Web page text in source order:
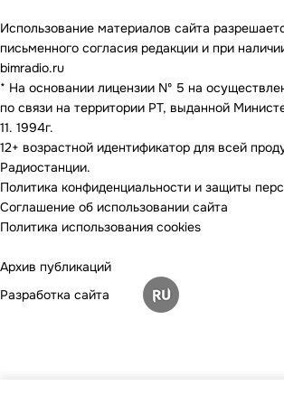
Использование материалов сайта
письменного согласия редакции и при
bimradio.ru
* На основании лицензии Nº 5 на
по связи на территории РТ, выданной
11. 1994г.
12+ возрастной идентификатор для всей
Радиостанции.
Политика конфиденциальности и защиты
Соглашение об использовании сайта
Политика использования cookies
Архив публикаций
Разработка сайта